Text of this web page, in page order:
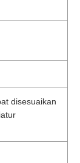
disesuaikan